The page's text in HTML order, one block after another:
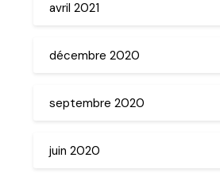
avril 2021
décembre 2020
septembre 2020
juin 2020